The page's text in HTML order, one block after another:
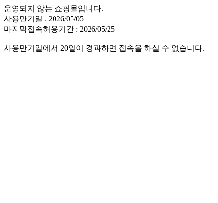
운영되지 않는 쇼핑몰입니다.
사용만기일 : 2026/05/05
마지막접속허용기간 : 2026/05/25
사용만기일에서 20일이 경과하면 접속을 하실 수 없습니다.